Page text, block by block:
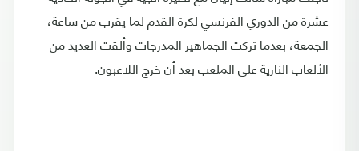
عشرة من الدوري الفرنسي لكرة القدم لما يقرب من ساعة،
الجمعة، بعدما تركت الجماهير المدرجات وألقت العديد من
الألعاب النارية على الملعب بعد أن خرج اللاعبون.